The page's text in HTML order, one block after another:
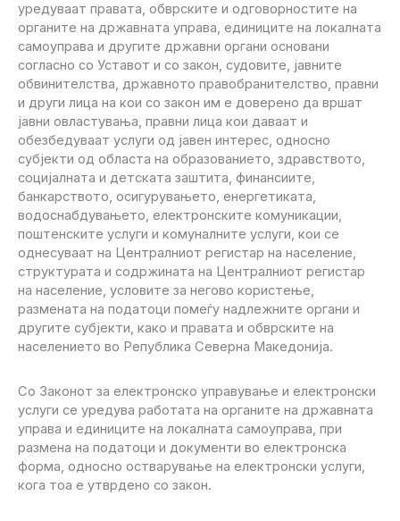
уредуваат правата, обврските и одговорностите на
органите на државната управа, единиците на локалната
самоуправа и другите државни органи основани
согласно со Уставот и со закон, судовите, јавните
обвинителства, државното правобранителство, правни
и други лица на кои со закон им е доверено да вршат
јавни овластувања, правни лица кои даваат и
обезбедуваат услуги од јавен интерес, односно
субјекти од областа на образованието, здравството,
социјалната и детската заштита, финансиите,
банкарството, осигурувањето, енергетиката,
водоснабдувањето, електронските комуникации,
поштенските услуги и комуналните услуги, кои се
однесуваат на Централниот регистар на население,
структурата и содржината на Централниот регистар
на население, условите за негово користење,
размената на податоци помеѓу надлежните органи и
другите субјекти, како и правата и обврските на
населението во Република Северна Македонија.
Со Законот за електронско управување и електронски
услуги се уредува работата на органите на државната
управа и единиците на локалната самоуправа, при
размена на податоци и документи во електронска
форма, односно остварување на електронски услуги,
кога тоа е утврдено со закон.